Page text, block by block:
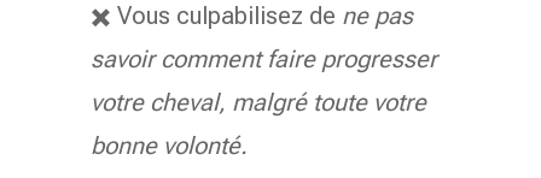
✖️ Vous culpabilisez de ne pas
savoir comment faire progresser
votre cheval, malgré toute votre
bonne volonté.